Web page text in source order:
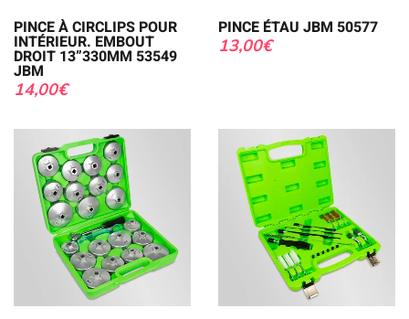
PINCE À CIRCLIPS POUR
INTÉRIEUR. EMBOUT
DROIT 13”330MM 53549
JBM
14,00€
PINCE ÉTAU JBM 50577
13,00€